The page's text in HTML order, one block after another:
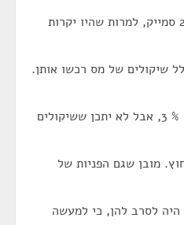
או וולוו עם נפח מנוע של 2000 סמייק, למרות שהיו יקרות
שיקולים של מס רכשו אותן.
לקטע קטן של צרכנים, % 2 או % 3, אבל לא יתכן ששיקולים
מובן שגם הפניות של
לסרב להן, כי למעשה